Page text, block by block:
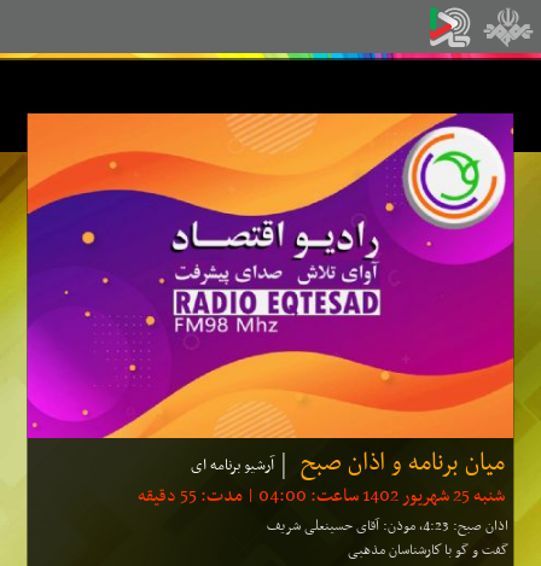
میان برنامه و اذان صبح آرشیو برنامه ای
شنبه 25 شهریور 1402 ساعت: 04:00 | مدت: 55 دقیقه
اذان صبح: 4:23، موذن: آقای حسینعلی شریف
گفت و گو با كارشناسان مذهبی